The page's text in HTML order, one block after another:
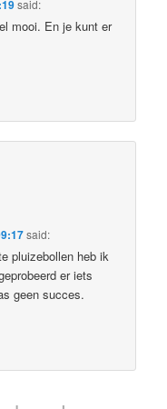
said:
mooi. En je kunt er
said:
pluizebollen heb ik
er iets
geen succes.